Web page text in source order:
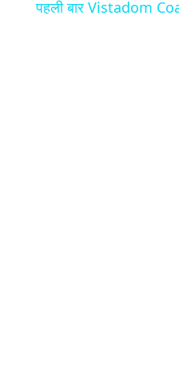
पहली बार Vistadom